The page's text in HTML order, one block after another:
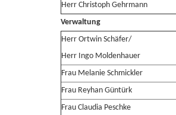
Herr Christoph Gehrmann
Verwaltung
Herr Ortwin Schäfer/
Herr Ingo Moldenhauer
Frau Melanie Schmickler
Frau Reyhan Güntürk
Frau Claudia Peschke